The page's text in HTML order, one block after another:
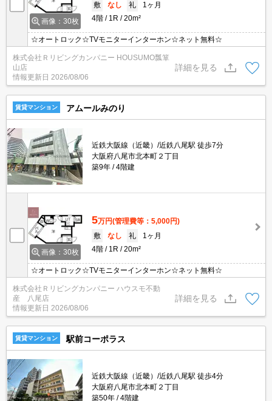
画像：30枚
敷
なし 礼
1ヶ月
4階
1R 20m²
☆オートロック☆TVモニターインターホン☆ネット無料☆
株式会社Ｒリビングカンパニー HOUSUMO瓢箪
山店
情報更新日 2026/08/06
詳細を見る
賃貸マンション アムールみのり
近鉄大阪線（近畿）/近鉄八尾駅 徒歩7分
大阪府八尾市北本町２丁目
築9年
4階建
画像：30枚
5万円(管理費等：5,000円)
敷
なし 礼
1ヶ月
4階
1R 20m²
☆オートロック☆TVモニターインターホン☆ネット無料☆
株式会社Ｒリビングカンパニー ハウスモ不動
産 八尾店
情報更新日 2026/08/06
詳細を見る
賃貸マンション 駅前コーポラス
近鉄大阪線（近畿）/近鉄八尾駅 徒歩4分
大阪府八尾市北本町２丁目
築50年
4階建